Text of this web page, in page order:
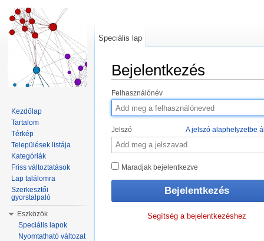
Bejelentkezés
Felhasználónév
Jelszó A jelszó alaphelyzetbe
Maradjak bejelentkezve
Segítség a bejelentkezéshez
Speciális lap
Kezdőlap
Tartalom
Térkép
Települések listája
Kategóriák
Friss változtatások
Lap találomra
Szerkesztői
gyorstalpaló
Eszközök
Speciális lapok
Nyomtatható változat